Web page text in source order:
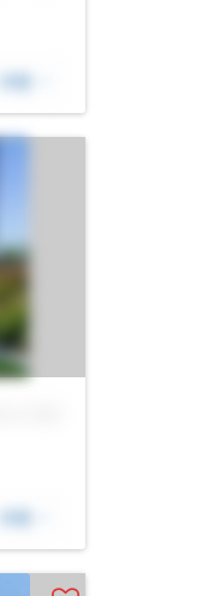
详细
详细